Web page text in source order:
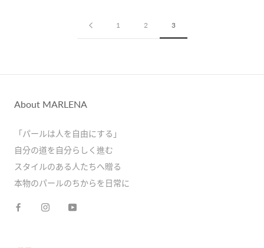
1 2 3
About MARLENA
「パールは人を自由にする」
自分の道を自分らしく進む
スタイルのある人たちへ贈る
本物のパールのちからを日常に